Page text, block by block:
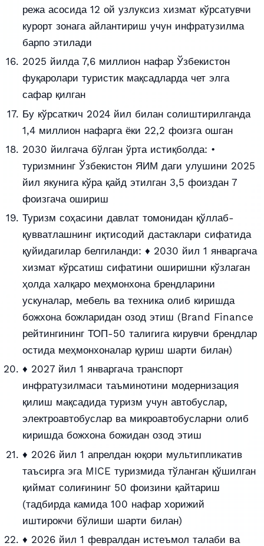
режа асосида 12 ой узлуксиз хизмат кўрсатувчи
курорт зонага айлантириш учун инфратузилма
барпо этилади
2025 йилда 7,6 миллион нафар Ўзбекистон
фуқаролари туристик мақсадларда чет элга
сафар қилган
Бу кўрсаткич 2024 йил билан солиштирилганда
1,4 миллион нафарга ёки 22,2 фоизга ошган
2030 йилгача бўлган ўрта истиқболда: •
туризмнинг Ўзбекистон ЯИМ даги улушини 2025
йил якунига кўра қайд этилган 3,5 фоиздан 7
фоизгача ошириш
Туризм соҳасини давлат томонидан қўллаб-
қувватлашнинг иқтисодий дастаклари сифатида
қуйидагилар белгиланди: ♦ 2030 йил 1 январгача
хизмат кўрсатиш сифатини оширишни кўзлаган
ҳолда халқаро меҳмонхона брендларини
ускуналар, мебель ва техника олиб киришда
божхона божларидан озод этиш (Brand Finance
рейтингининг ТОП-50 талигига кирувчи брендлар
остида меҳмонхоналар қуриш шарти билан)
♦ 2027 йил 1 январгача транспорт
инфратузилмаси таъминотини модернизация
қилиш мақсадида туризм учун автобуслар,
электроавтобуслар ва микроавтобусларни олиб
киришда божхона божидан озод этиш
♦ 2026 йил 1 апрелдан юқори мультипликатив
таъсирга эга MICE туризмида тўланган қўшилган
қиймат солиғининг 50 фоизини қайтариш
(тадбирда камида 100 нафар хорижий
иштирокчи бўлиши шарти билан)
♦ 2026 йил 1 февралдан истеъмол талаби ва